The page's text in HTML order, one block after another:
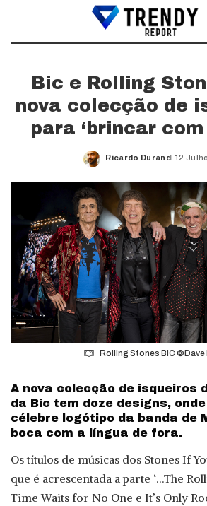
Bic e Rolling
nova colecção de
para ‘brincar com
Posted
Ricardo Durand 12
Rolling Stones BIC ©Dave
A nova colecção de isqueiros
da Bic tem doze designs,
célebre logótipo da banda de
boca com a língua de fora.
Os títulos de músicas dos Stones If
que é acrescentada a parte ‘…The
Time Waits for No One e It’s Only